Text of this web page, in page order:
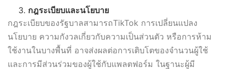
กฎระเบียบและนโยบาย
กฎระเบียบของรัฐบาลสามารถTikTok การเปลี่ยนแปลง
นโยบาย ความกังวลเกี่ยวกับความเป็นส่วนตัว หรือการห้าม
ใช้งานในบางพื้นที่ อาจส่งผลต่อการเติบโตของจำนวนผู้ใช้
และการมีส่วนร่วมของผู้ใช้กับแพลตฟอร์ม ในฐานะผู้มี